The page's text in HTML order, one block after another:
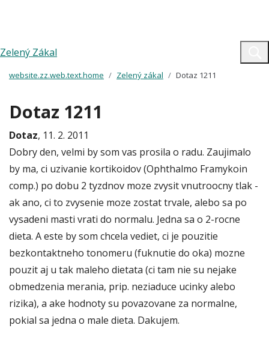
Zelený Zákal
website.zz.web.text.home Zelený zákal Dotaz 1211
Dotaz 1211
Dotaz, 11. 2. 2011
Dobry den, velmi by som vas prosila o radu. Zaujimalo
by ma, ci uzivanie kortikoidov (Ophthalmo Framykoin
comp.) po dobu 2 tyzdnov moze zvysit vnutroocny tlak -
ak ano, ci to zvysenie moze zostat trvale, alebo sa po
vysadeni masti vrati do normalu. Jedna sa o 2-rocne
dieta. A este by som chcela vediet, ci je pouzitie
bezkontaktneho tonomeru (fuknutie do oka) mozne
pouzit aj u tak maleho dietata (ci tam nie su nejake
obmedzenia merania, prip. neziaduce ucinky alebo
rizika), a ake hodnoty su povazovane za normalne,
pokial sa jedna o male dieta. Dakujem.